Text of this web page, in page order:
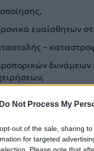
Do Not Process My
out of the sale, sharing
for targeted
Please note that
ευαίσθητων
–